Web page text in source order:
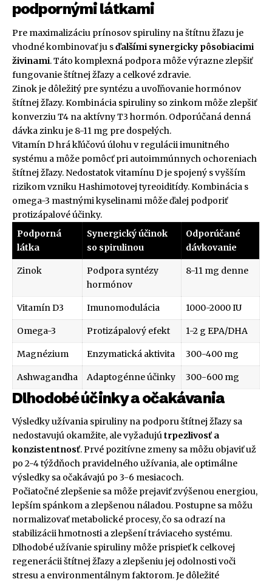
podpornými látkami
Pre maximalizáciu prínosov spiruliny na štítnu žľazu je
vhodné kombinovať ju sďalšími synergicky pôsobiacimi
živinami. Táto komplexná podpora môže výrazne zlepšiť
fungovanie štítnej žľazy a celkové zdravie.
Zinok je dôležitý pre syntézu a uvoľňovanie hormónov
štítnej žľazy. Kombinácia spiruliny so zinkom môže zlepšiť
konverziu T4 na aktívny T3 hormón. Odporúčaná denná
dávka zinku je 8-11 mg pre dospelých.
Vitamín D hrá kľúčovú úlohu v regulácii imunitného
systému a môže pomôcť pri autoimmúnnych ochoreniach
štítnej žľazy. Nedostatok vitamínu D je spojený s vyšším
rizikom vzniku Hashimotovej tyreoiditídy. Kombinácia s
omega-3 mastnými kyselinami môže ďalej podporiť
protizápalové účinky.
Podporná
látka
Synergický účinok
so spirulinou
Odporúčané
dávkovanie
Zinok
Podpora syntézy
hormónov
8-11 mg denne
Vitamín D3 Imunomodulácia 1000-2000 IU
Omega-3 Protizápalový efekt 1-2 g EPA/DHA
Magnézium Enzymatická aktivita 300-400 mg
Ashwagandha Adaptogénne účinky 300-600 mg
Dlhodobé účinky a očakávania
Výsledky užívania spiruliny na podporu štítnej žľazy sa
nedostavujú okamžite, ale vyžadujútrpezlivosť a
konzistentnosť. Prvé pozitívne zmeny sa môžu objaviť už
po 2-4 týždňoch pravidelného užívania, ale optimálne
výsledky sa očakávajú po 3-6 mesiacoch.
Počiatočné zlepšenie sa môže prejaviť zvýšenou energiou,
lepším spánkom a zlepšenou náladou. Postupne sa môžu
normalizovať metabolické procesy, čo sa odrazí na
stabilizácii hmotnosti a zlepšení tráviaceho systému.
Dlhodobé užívanie spiruliny môže prispieť k celkovej
regenerácii štítnej žľazy a zlepšeniu jej odolnosti voči
stresu a environmentálnym faktorom. Je dôležité